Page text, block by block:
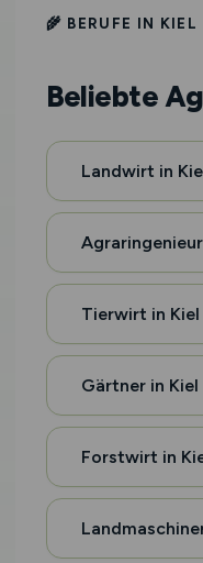
🌾 BERUFE IN KIEL
Beliebte
Landwirt in
Tierwirt in Kiel
Gärtner in Kiel
Forstwirt in